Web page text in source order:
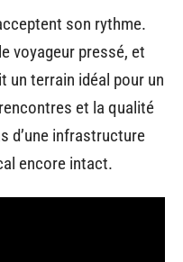
son rythme.
voyageur pressé, et
un terrain idéal pour un
et la qualité
d’une infrastructure
encore intact.